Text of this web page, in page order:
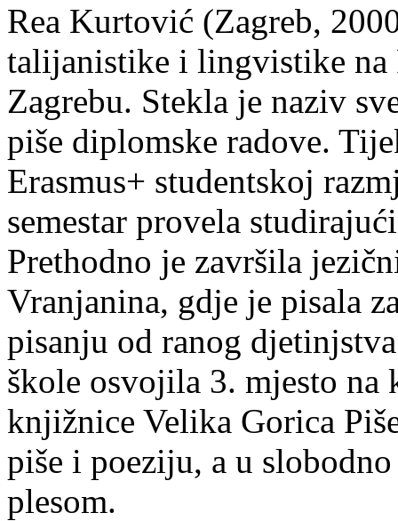
Rea Kurtović (Zagreb,
talijanistike i lingvistike
Zagrebu. Stekla je naziv
piše diplomske radove.
Erasmus+ studentskoj
semestar provela
Prethodno je završila
Vranjanina, gdje je pisala
pisanju od ranog
škole osvojila 3. mjesto na
knjižnice Velika Gorica
piše i poeziju, a u
plesom.